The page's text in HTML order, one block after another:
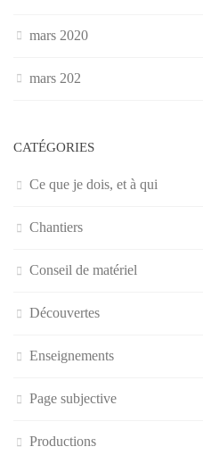
mars 2020
mars 202
CATÉGORIES
Ce que je dois, et à qui
Chantiers
Conseil de matériel
Découvertes
Enseignements
Page subjective
Productions